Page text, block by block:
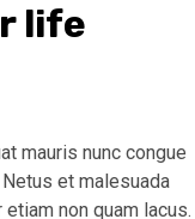
life
mauris nunc congue
et malesuada
non quam lacus.